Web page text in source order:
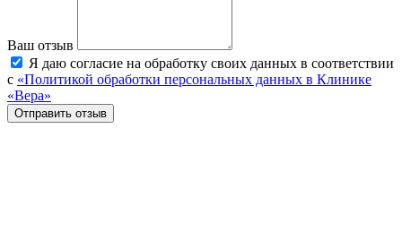
Ваш отзыв
Я даю согласие на обработку своих данных в соответствии
с «Политикой обработки персональных данных в Клинике
«Вера»